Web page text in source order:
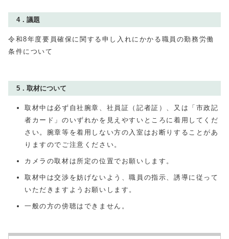
4．議題
令和8年度要員確保に関する申し入れにかかる職員の勤務労働
条件について
5．取材について
取材中は必ず自社腕章、社員証（記者証）、又は「市政記
者カード」のいずれかを見えやすいところに着用してくだ
さい。腕章等を着用しない方の入室はお断りすることがあ
りますのでご注意ください。
カメラの取材は所定の位置でお願いします。
取材中は交渉を妨げないよう、職員の指示、誘導に従って
いただきますようお願いします。
一般の方の傍聴はできません。